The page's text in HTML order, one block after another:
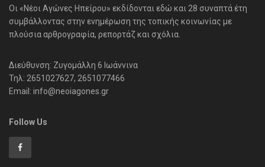
Οι «Νέοι Αγώνες Ηπείρου» εκδίδονται εδώ και 28 συναπτά έτη
συμβάλλοντας στην ενημέρωση της τοπικής κοινωνίας με
πλούσια αρθρογραφία, ρεπορτάζ και σχόλια.
Διεύθυνση: Ζυγομάλλη 6 Ιωάννινα
Τηλ: 2651027627, 2651077466
Email: info@neoiagones.gr
Follow Us